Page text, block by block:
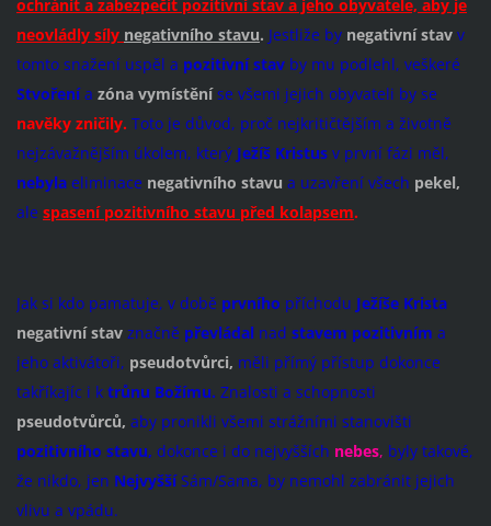
ochránit a zabezpečit pozitivní stav a jeho obyvatele, aby je
neovládly síly negativního stavu. Jestliže by negativní stav v
tomto snažení uspěl a pozitivní stavby mu podlehl, veškeré
Stvořenía zóna vymístěníse všemi jejich obyvateli by se
navěky zničily. Toto je důvod, proč nejkritičtějším a životně
nejzávažnějším úkolem, který Ježíš Kristusv první fázi měl,
nebylaeliminace negativního stavu a uzavření všech pekel,
ale spasení pozitivního stavu před kolapsem.
Jak si kdo pamatuje, v době prvního příchodu Ježíše Krista
negativní stavznačně převládalnad stavem pozitivním a
jeho aktivátoři, pseudotvůrci, měli přímý přístup dokonce
takříkajíc i k trůnu Božímu. Znalosti a schopnosti
pseudotvůrců, aby pronikli všemi strážními stanovišti
pozitivního stavu, dokonce i do nejvyšších nebes, byly takové,
že nikdo, jen NejvyššíSám/Sama, by nemohl zabránit jejich
vlivu a vpádu.